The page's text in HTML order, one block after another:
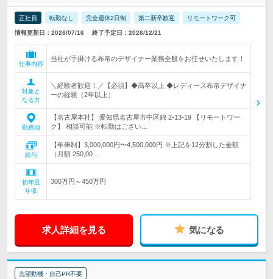
正社員 転勤なし 完全週休2日制 第二新卒歓迎 リモートワーク可
情報更新日：2026/07/16 終了予定日：2026/12/21
仕事内容
当社が手掛ける布帛のデザイナー業務全般をお任せいたします！
対象と
なる方
＼経験者歓迎！／【必須】◆高卒以上 ◆レディース布帛デザイナ
ーの経験（2年以上）
勤務地
【名古屋本社】 愛知県名古屋市中区錦 2-13-19 【リモートワー
ク】 相談可能 ※転勤はござい…
給与
【年俸制】3,000,000円〜4,500,000円 ※上記を12分割した金額
（月額 250,00…
初年度
年収
300万円～450万円
求人詳細を見る 気になる
志望動機・自己PR不要